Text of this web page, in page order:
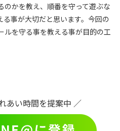
かを教え、順番を守って遊ぶな
事が大切だと思います。今回の
ルを守る事を教える事が目的の工
あい時間を提案中 ／